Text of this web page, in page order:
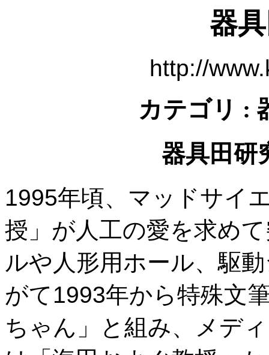
器
http://
カテゴリ :
器具田研
1995年頃、マッドサイ
授」が人工の愛を求め
ルや人形用ホール、駆
がて1993年から特殊文
ちゃん」と組み、メデ